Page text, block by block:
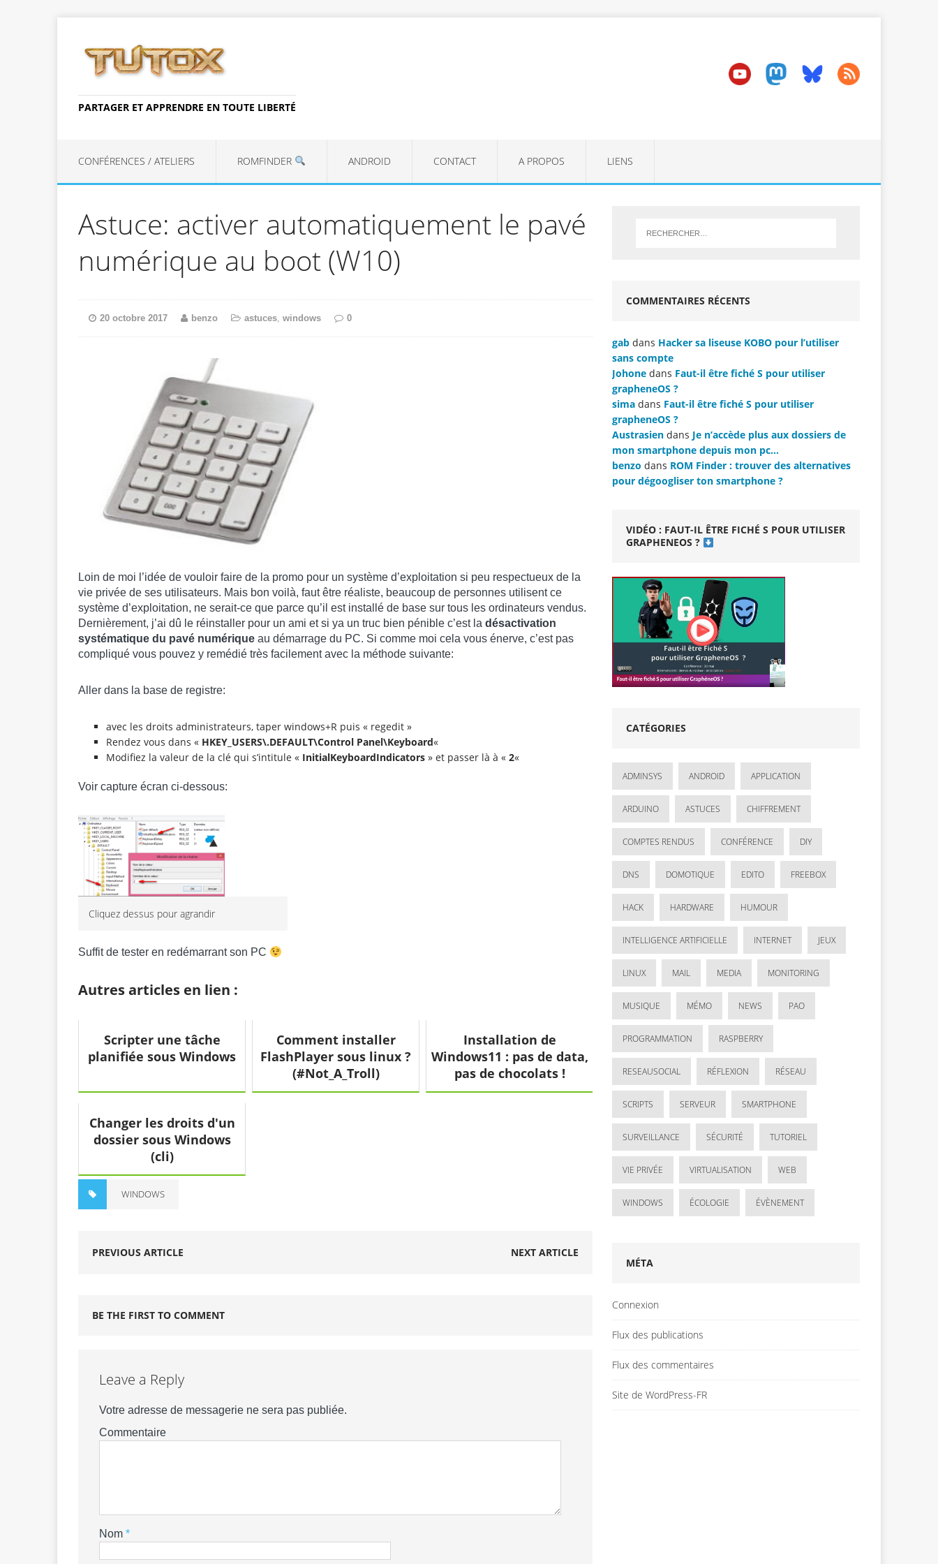
PARTAGER ET APPRENDRE EN TOUTE LIBERTÉ
CONFÉRENCES / ATELIERS ROMFINDER ANDROID CONTACT A PROPOS LIENS
Astuce: activer automatiquement le pavé
numérique au boot (W10)
20 octobre 2017 benzo astuces windows 0
Loin de moi l’idée de vouloir faire de la promo pour un système d’exploitation si peu respectueux de la
vie privée de ses utilisateurs. Mais bon voilà, faut être réaliste, beaucoup de personnes utilisent ce
système d’exploitation, ne serait-ce que parce qu’il est installé de base sur tous les ordinateurs vendus.
Dernièrement, j’ai dû le réinstaller pour un ami et si ya un truc bien pénible c’est la désactivation
systématique du pavé numérique au démarrage du PC. Si comme moi cela vous énerve, c’est pas
compliqué vous pouvez y remédié très facilement avec la méthode suivante:
Aller dans la base de registre:
avec les droits administrateurs, taper windows+R puis « regedit »
Rendez vous dans « HKEY_USERS\.DEFAULT\Control Panel\Keyboard«
Modifiez la valeur de la clé qui s’intitule « InitialKeyboardIndicators » et passer là à « 2«
Voir capture écran ci-dessous:
Cliquez dessus pour agrandir
Suffit de tester en redémarrant son PC
Autres articles en lien :
Scripter une tâche
planifiée sous Windows
Comment installer
FlashPlayer sous linux ?
(#Not_A_Troll)
Installation de
Windows11 : pas de data,
pas de chocolats !
Changer les droits d'un
dossier sous Windows
(cli)
WINDOWS
PREVIOUS ARTICLE NEXT ARTICLE
BE THE FIRST TO COMMENT
Leave a Reply
Votre adresse de messagerie ne sera pas publiée.
Commentaire
Nom *
COMMENTAIRES RÉCENTS
gab dans Hacker sa liseuse KOBO pour l’utiliser
sans compte
Johone dans Faut-il être fiché S pour utiliser
grapheneOS ?
sima dans Faut-il être fiché S pour utiliser
grapheneOS ?
Austrasien dans Je n’accède plus aux dossiers de
mon smartphone depuis mon pc…
benzo dans ROM Finder : trouver des alternatives
pour dégoogliser ton smartphone ?
VIDÉO : FAUT-IL ÊTRE FICHÉ S POUR UTILISER
GRAPHENEOS ?
CATÉGORIES
ADMINSYS ANDROID APPLICATION
ARDUINO ASTUCES CHIFFREMENT
COMPTES RENDUS CONFÉRENCE DIY
DNS DOMOTIQUE EDITO FREEBOX
HACK HARDWARE HUMOUR
INTELLIGENCE ARTIFICIELLE INTERNET JEUX
LINUX MAIL MEDIA MONITORING
MUSIQUE MÉMO NEWS PAO
PROGRAMMATION RASPBERRY
RESEAUSOCIAL RÉFLEXION RÉSEAU
SCRIPTS SERVEUR SMARTPHONE
SURVEILLANCE SÉCURITÉ TUTORIEL
VIE PRIVÉE VIRTUALISATION WEB
WINDOWS ÉCOLOGIE ÉVÈNEMENT
MÉTA
Connexion
Flux des publications
Flux des commentaires
Site de WordPress-FR